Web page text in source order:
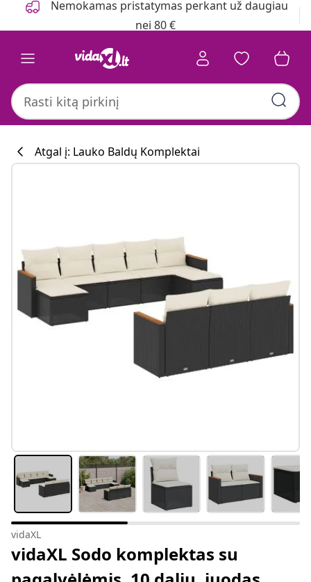
Nemokamas pristatymas perkant už daugiau
nei 80 €
Atgal į: Lauko Baldų Komplektai
vidaXL
vidaXL Sodo komplektas su